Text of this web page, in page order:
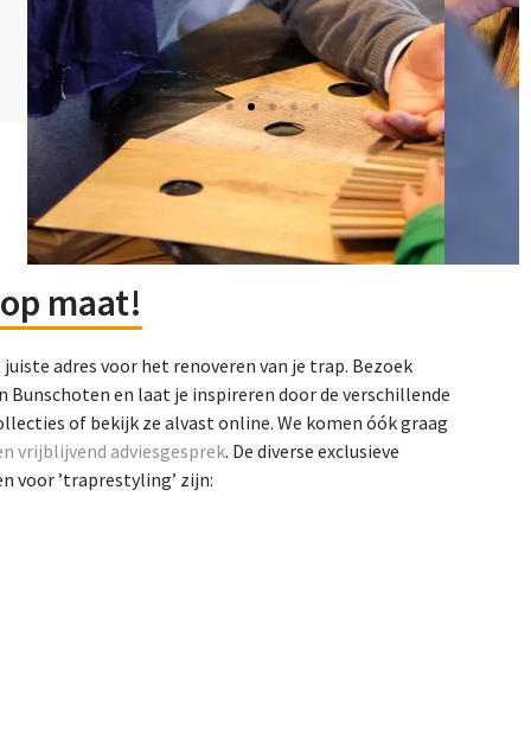
op maat!
adres voor het renoveren van je trap. Bezoek
Bunschoten en laat je inspireren door de verschillende
of bekijk ze alvast online. We komen óók graag
vrijblijvend adviesgesprek. De diverse exclusieve
voor ’traprestyling’ zijn: